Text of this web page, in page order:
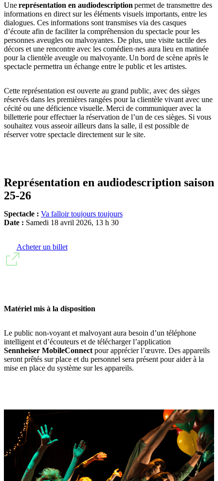
Unereprésentation en audiodescription permet de transmettre des
informations en direct sur les éléments visuels importants, entre les
dialogues. Ces informations sont transmises via des casques
d’écoute afin de faciliter la compréhension du spectacle pour les
personnes aveugles ou malvoyantes. De plus, une visite tactile des
décors et une rencontre avec les comédien·nes aura lieu en matinée
pour la clientèle aveugle ou malvoyante. Un bord de scène après le
spectacle permettra un échange entre le public et les artistes.
Cette représentation est ouverte au grand public, avec des sièges
réservés dans les premières rangées pour la clientèle vivant avec une
cécité ou une déficience visuelle. Merci de communiquer avec la
billetterie pour effectuer la réservation de l’un de ces sièges. Si vous
souhaitez vous asseoir ailleurs dans la salle, il est possible de
réserver votre spectacle directement sur le site.
Représentation en audiodescription saison
25-26
Spectacle : Va falloir toujours toujours
Date : Samedi 18 avril 2026, 13 h 30
Acheter un billet
Matériel mis à la disposition
Le public non-voyant et malvoyant aura besoin d’un téléphone
intelligent et d’écouteurs et de télécharger l’application
Sennheiser MobileConnect pour apprécier l’œuvre. Des appareils
seront prêtés sur place et du personnel sera présent pour aider à la
mise en place du système sur les appareils.